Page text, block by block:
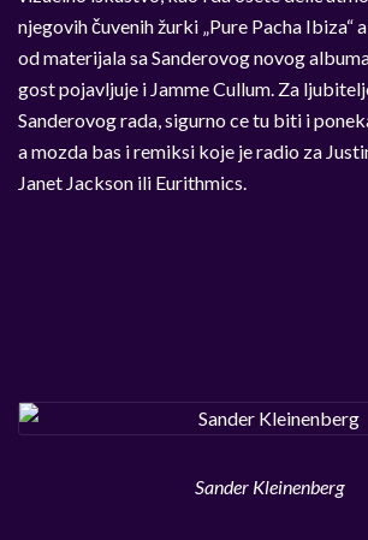
njegovih čuvenih žurki „Pure Pacha Ibiza“
od materijala sa Sanderovog novog
gost pojavljuje i Jamme Cullum. Za
Sanderovog rada, sigurno ce tu biti i
a mozda bas i remiksi koje je radio za
Janet Jackson ili Eurithmics.
Sander Kleinenberg